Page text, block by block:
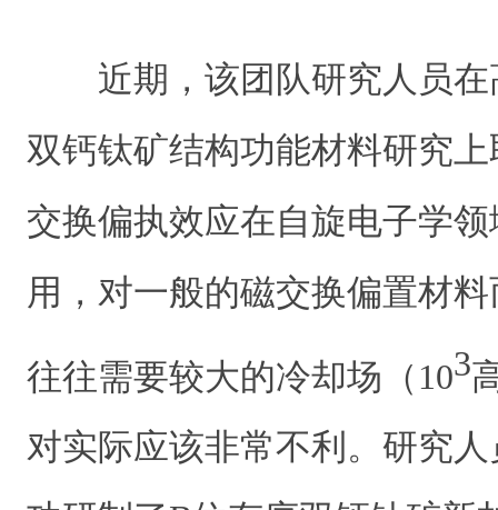
近期，该团队研究人员
双钙钛矿结构功能材料研究
交换偏执效应在自旋电子学
用，对一般的磁交换偏置材
往往需要较大的冷却场（103
对实际应该非常不利。研究